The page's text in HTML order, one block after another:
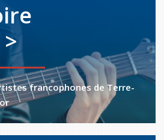
francophones de Terre-